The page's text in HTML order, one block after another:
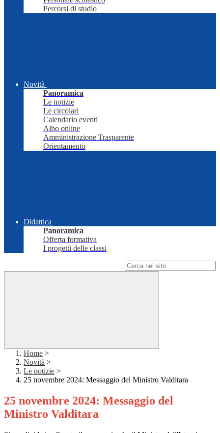
Percorsi di studio
Novità
Panoramica
Le notizie
Le circolari
Calendario eventi
Albo online
Amministrazione Trasparente
Orientamento
Didattica
Panoramica
Offerta formativa
I progetti delle classi
Home >
Novità >
Le notizie >
25 novembre 2024: Messaggio del Ministro Valditara
25 novembre 2024: Messaggio del
Ministro Valditara